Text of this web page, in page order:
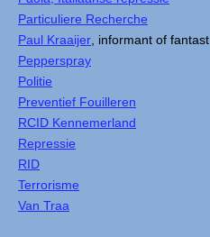
Particuliere Recherche
Paul Kraaijer, informant of fantast
Pepperspray
Politie
Preventief Fouilleren
RCID Kennemerland
Repressie
RID
Terrorisme
Van Traa